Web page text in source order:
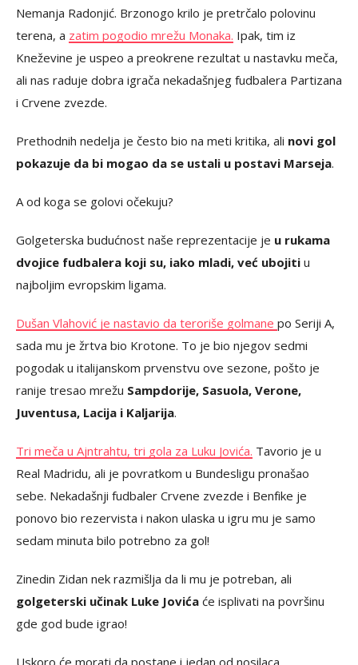
Nemanja Radonjić. Brzonogo krilo je pretrčalo polovinu
terena, a zatim pogodio mrežu Monaka. Ipak, tim iz
Kneževine je uspeo a preokrene rezultat u nastavku meča,
ali nas raduje dobra igrača nekadašnjeg fudbalera Partizana
i Crvene zvezde.
Prethodnih nedelja je često bio na meti kritika, ali novi gol
pokazuje da bi mogao da se ustali u postavi Marseja.
A od koga se golovi očekuju?
Golgeterska budućnost naše reprezentacije je u rukama
dvojice fudbalera koji su, iako mladi, već ubojiti u
najboljim evropskim ligama.
Dušan Vlahović je nastavio da teroriše golmane po Seriji A,
sada mu je žrtva bio Krotone. To je bio njegov sedmi
pogodak u italijanskom prvenstvu ove sezone, pošto je
ranije tresao mrežu Sampdorije, Sasuola, Verone,
Juventusa, Lacija i Kaljarija.
Tri meča u Ajntrahtu, tri gola za Luku Jovića. Tavorio je u
Real Madridu, ali je povratkom u Bundesligu pronašao
sebe. Nekadašnji fudbaler Crvene zvezde i Benfike je
ponovo bio rezervista i nakon ulaska u igru mu je samo
sedam minuta bilo potrebno za gol!
Zinedin Zidan nek razmišlja da li mu je potreban, ali
golgeterski učinak Luke Jovića će isplivati na površinu
gde god bude igrao!
Uskoro će morati da postane i jedan od nosilaca